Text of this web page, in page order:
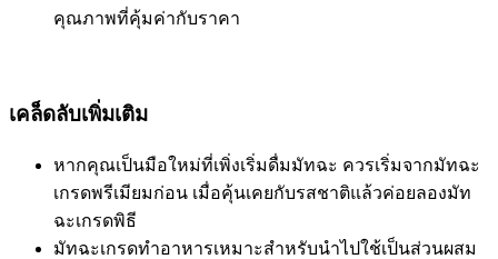
คุณภาพที่คุ้มค่ากับราคา
เคล็ดลับเพิ่มเติม
หากคุณเป็นมือใหม่ที่เพิ่งเริ่มดื่มมัทฉะ ควรเริ่มจากมัทฉะ
เกรดพรีเมียมก่อน เมื่อคุ้นเคยกับรสชาติแล้วค่อยลองมัท
ฉะเกรดพิธี
มัทฉะเกรดทำอาหารเหมาะสำหรับนำไปใช้เป็นส่วนผสม